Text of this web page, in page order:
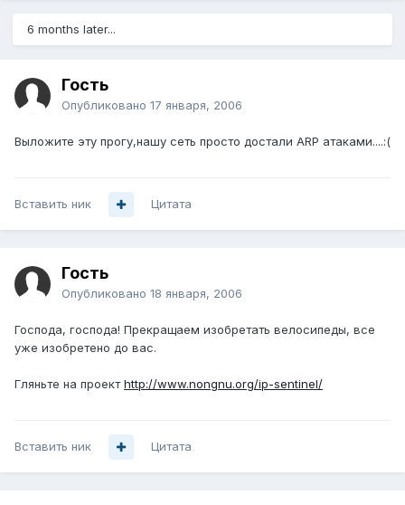
6 months later...
Гость
Опубликовано 17 января, 2006
Выложите эту прогу,нашу сеть просто достали ARP атаками....:(
Вставить ник Цитата
Гость
Опубликовано 18 января, 2006
Господа, господа! Прекращаем изобретать велосипеды, все
уже изобретено до вас.
Гляньте на проектhttp://www.nongnu.org/ip-sentinel/
Вставить ник Цитата